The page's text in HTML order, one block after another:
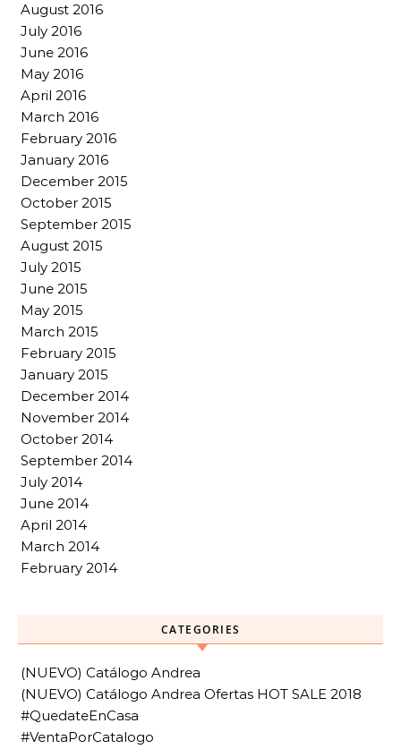
August 2016
July 2016
June 2016
May 2016
April 2016
March 2016
February 2016
January 2016
December 2015
October 2015
September 2015
August 2015
July 2015
June 2015
May 2015
March 2015
February 2015
January 2015
December 2014
November 2014
October 2014
September 2014
July 2014
June 2014
April 2014
March 2014
February 2014
CATEGORIES
(NUEVO) Catálogo Andrea
(NUEVO) Catálogo Andrea Ofertas HOT SALE 2018
#QuedateEnCasa
#VentaPorCatalogo